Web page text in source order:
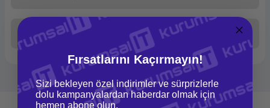
Yorum Yaz
Ürün hakkında henüz soru sorulmamış.
Soru Sor
Taksit Seçenekleri
Fırsatlarını Kaçırmayın!
Sizi bekleyen özel indirimler ve sürprizlerle
dolu kampanyalardan haberdar olmak için
hemen abone olun.